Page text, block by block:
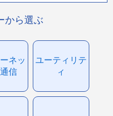
から選ぶ
ネッ
信
ユーティリテ
ィ